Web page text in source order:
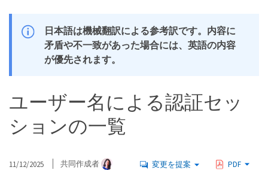
日本語は機械翻訳による参考訳です。内容に
矛盾や不一致があった場合には、英語の内容
が優先されます。
ユーザー名による認証セッ
ションの一覧
11/12/2025 共同作成者 変更を提案 PDF